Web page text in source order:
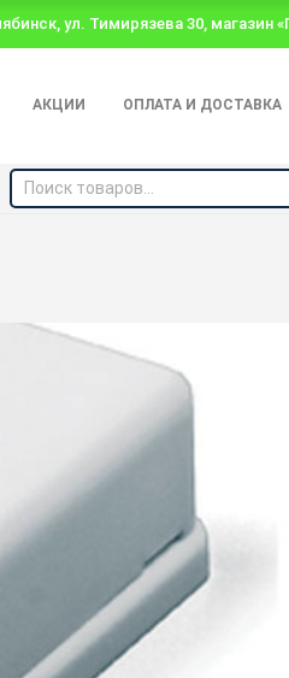
ул. Тимирязева 30, магазин
АКЦИИ ОПЛАТА И ДОСТАВКА